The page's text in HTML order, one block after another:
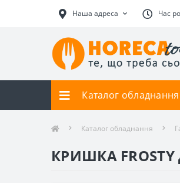
Наша адреса Час
Каталог обладнання
Каталог обладнання
КРИШКА FROSTY